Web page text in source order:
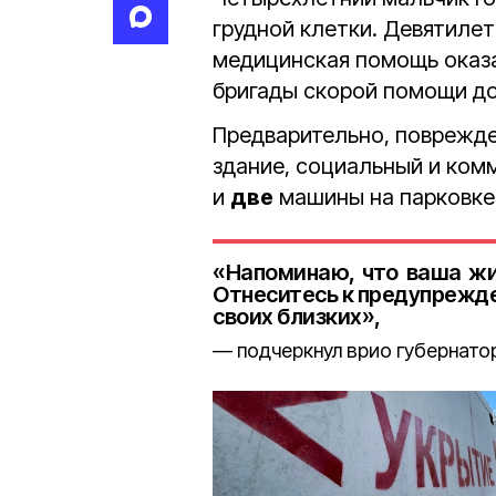
грудной клетки.
медицинская помощь
бригады скорой помощи
Предварительно,
здание, социальный и
и две машины на
«Напоминаю, что ваша
Отнеситесь к
своих близких»,
подчеркнул врио